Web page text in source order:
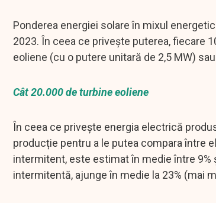
Ponderea energiei solare în mixul
2023. În ceea ce privește puterea, fiecare
eoliene (cu o putere unitară de 2,5 MW)
Cât 20.000 de turbine eoliene
În ceea ce privește energia electrică
producție pentru a le putea compara între
intermitent, este estimat în medie între 9%
intermitentă, ajunge în medie la 23% (mai